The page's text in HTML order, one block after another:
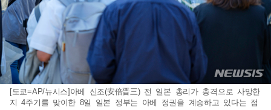
[도쿄=AP/뉴시스]아베 신조(安倍晋三) 전 일본 총리가 총격으로 사망한
지 4주기를 맞이한 8일 일본 정부는 아베 정권을 계승하고 있다는 점